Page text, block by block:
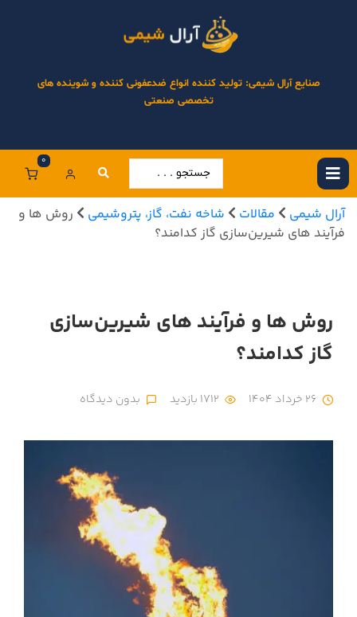
صنایع آرال شیمی: تولید کننده انواع ضدعفونی کننده و شوینده های
تخصصی صنعتی
0
آرال شیمی مقالات شاخه نفت، گاز، پتروشیمی
روش ها و
فرآیند های شیرین‌سازی گاز کدامند؟
روش ها و فرآیند های شیرین‌سازی
گاز کدامند؟
بدون دیدگاه